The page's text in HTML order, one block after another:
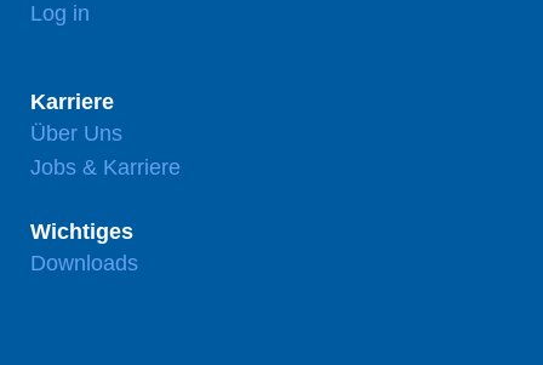
Log in
Karriere
Über Uns
Jobs & Karriere
Wichtiges
Downloads